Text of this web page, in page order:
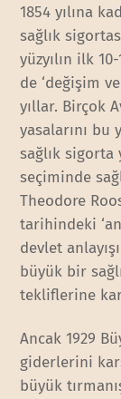
1854 yılına
sağlık
yüzyılın ilk
de ‘değişim
yıllar. Birçok
yasalarını bu
sağlık sigorta
seçiminde
Theodore
tarihindeki
devlet
büyük bir
tekliflerine
Ancak 1929
giderlerini
büyük